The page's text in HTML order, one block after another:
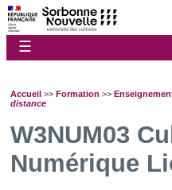
☰
Accueil >> Formation >>
distance
W3NUM03
Numérique